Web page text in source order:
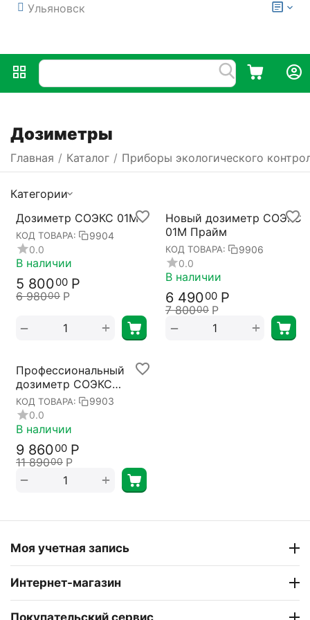
Ульяновск
Дозиметры
Главная / Каталог / Приборы экологического
Категории
Дозиметр СОЭКС 01М
КОД ТОВАРА:
9904
0.0
В наличии
5 80000 Р
6 98000 Р
+
−
Новый дозиметр СОЭКС
01М Прайм
КОД ТОВАРА:
9906
0.0
В наличии
6 49000 Р
7 80000 Р
+
−
Профессиональный
дозиметр СОЭКС
Квантум
КОД ТОВАРА:
9903
0.0
В наличии
9 86000 Р
11 89000 Р
+
−
Моя учетная запись
Интернет-магазин
Покупательский сервис